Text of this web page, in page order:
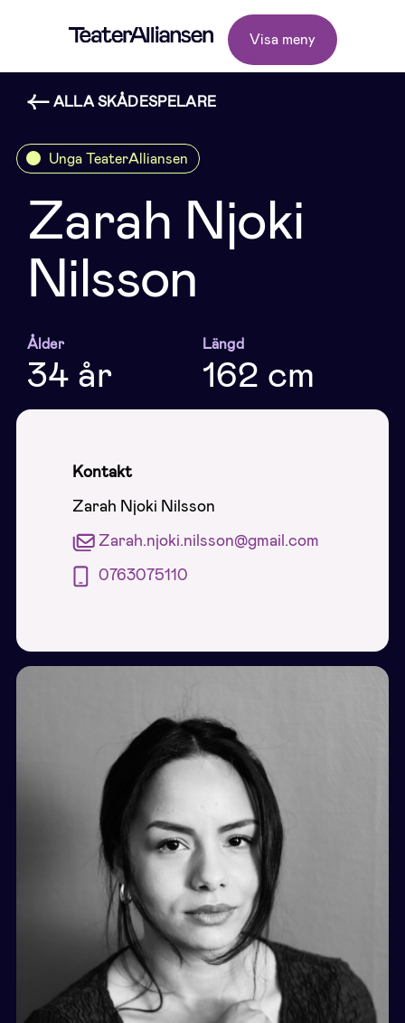
Visa meny
ALLA SKÅDESPELARE
Unga TeaterAlliansen
Zarah Njoki
Nilsson
Ålder
34 år
Längd
162 cm
Kontakt
Zarah Njoki Nilsson
Zarah.njoki.nilsson@gmail.com
0763075110